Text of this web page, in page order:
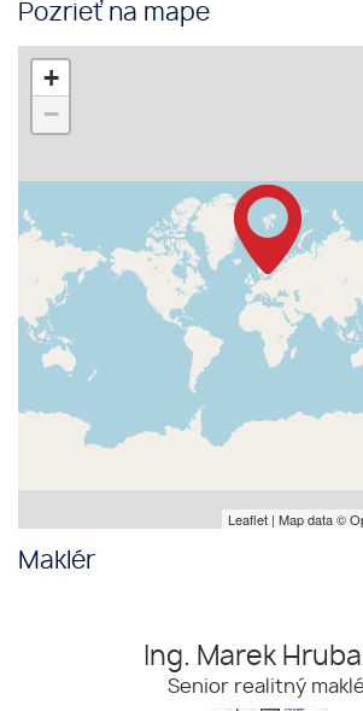
Pozrieť na mape
+
−
Leaflet | Map data ©
Maklér
Ing. Marek
Senior realitný